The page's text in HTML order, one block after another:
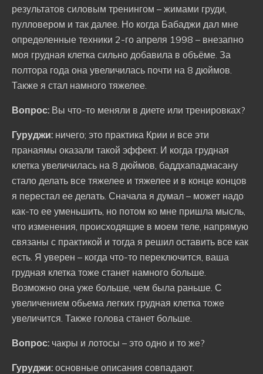
результатов силовым тренингом – жимами груди,
пулловером и так далее. Но когда Бабаджи дал мне
определенные техники 2-го апреля 1998 – внезапно
моя грудная клетка сильно добавила в объёме. За
полтора года она увеличилась почти на 8 дюймов.
Также я стал намного тяжелее.
Вопрос: Вы что-то меняли в диете или тренировках?
Гуруджи: ничего; это практика Крии и все эти
пранаямы оказали такой эффект. И когда грудная
клетка увеличилась на 8 дюймов, баддхападмасану
стало делать все тяжелее и тяжелее и в конце концов
я перестал ее делать. Сначала я думал – может надо
как-то ее уменьшить, но потом ко мне пришла мысль,
что изменения, происходящие в моем теле, напрямую
связаны с практикой и тогда я решил оставить все как
есть. Я уверен – когда что-то переключится, ваша
грудная клетка тоже станет намного больше.
Возможно она уже больше, чем была раньше. С
увеличением обьема легких грудная клетка тоже
увеличится. Также голова станет больше.
Вопрос: чакры и лотосы – это одно и то же?
Гуруджи: основные описания совпадают.